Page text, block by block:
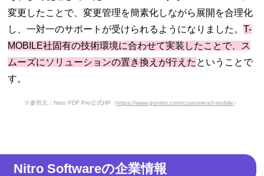
変更したことで、変更管理を簡素化しながら展開を合理化
し、一対一のサポートが受けられるようになりました。T-
MOBILE社固有の技術環境に合わせて実装したことで、ス
ムーズにソリューションの置き換えが行えた ということで
す。
※参照元：Nitro PDF Pro公式HP（https://www.gonitro.com/customers/t-mobile ）
Nitro Softwareの企業情報